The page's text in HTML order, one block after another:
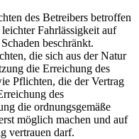
des Betreibers betroffen
Fahrlässigkeit auf
beschränkt.
die sich aus der Natur
die Erreichung des
Pflichten, die der Vertrag
des
die ordnungsgemäße
möglich machen und auf
vertrauen darf.